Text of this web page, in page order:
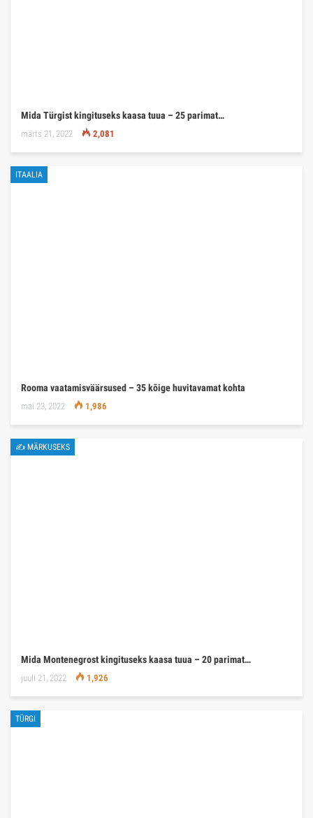
Mida Türgist kingituseks kaasa tuua – 25 parimat…
märts 21, 2022 2,081
ITAALIA
Rooma vaatamisväärsused – 35 kõige huvitavamat kohta
mai 23, 2022 1,986
✍ MÄRKUSEKS
Mida Montenegrost kingituseks kaasa tuua – 20 parimat…
juuli 21, 2022 1,926
TÜRGI